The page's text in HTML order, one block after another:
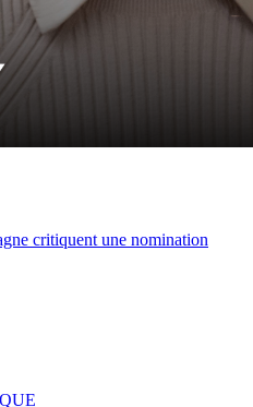
critiquent une nomination